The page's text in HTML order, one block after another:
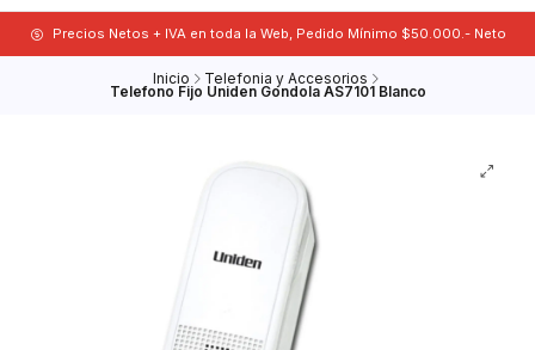
Precios Netos + IVA en toda la Web, Pedido Mínimo $50.000.- Neto
Inicio Telefonia y Accesorios
Telefono Fijo Uniden Gondola AS7101 Blanco